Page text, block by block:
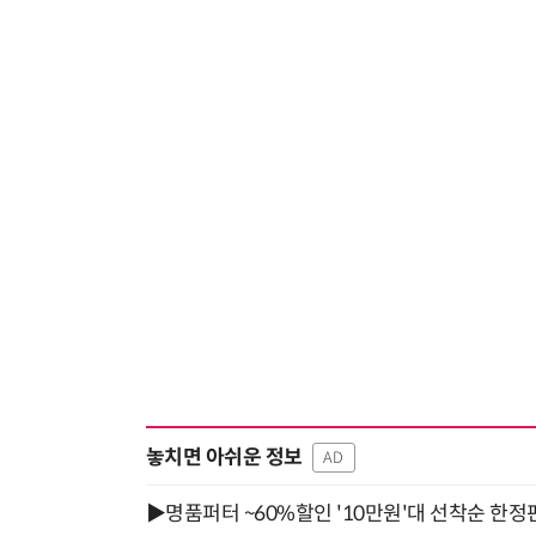
놓치면 아쉬운 정보 AD
▶명품퍼터 ~60%할인 '10만원'대 선착순 한정